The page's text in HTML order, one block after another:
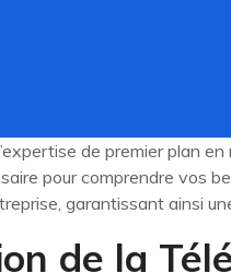
de premier plan
pour comprendre vos
garantissant ainsi
de la